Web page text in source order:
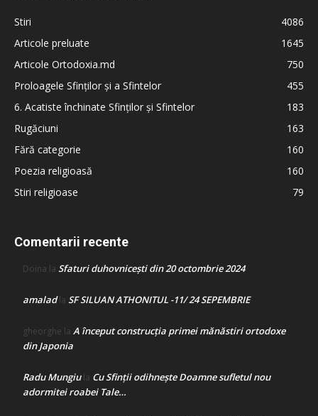
Stiri
4086
Articole preluate
1645
Articole Ortodoxia.md
750
Proloagele Sfinților și a Sfintelor
455
6. Acatiste închinate Sfinților și Sfintelor
183
Rugăciuni
163
Fără categorie
160
Poezia religioasă
160
Stiri religioase
79
Comentarii recente
Doina la Sfaturi duhovnicești din 20 octombrie 2024
amaladla SF SILUAN ATHONITUL -11/ 24 SEPEMBRIE
gheorghe la A început construcţia primei mănăstiri ortodoxe
din Japonia
Radu Mungiula Cu Sfinții odihnește Doamne sufletul nou
adormitei roabei Tale…